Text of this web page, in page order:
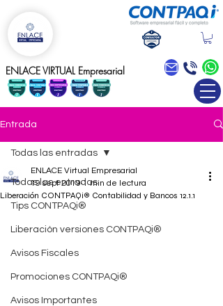
ENLACE VIRTUAL Empresarial
Entrada
Todas las entradas
Tips CONTPAQi®
Liberación versiones CONTPAQi®
Avisos Fiscales
Promociones CONTPAQi®
Avisos Importantes
Todas las entradas
Liberación CONTPAQi® Contabilidad y Bancos 12.1.1
ENLACE Virtual Empresarial
19 sept 2019 1 min de lectura